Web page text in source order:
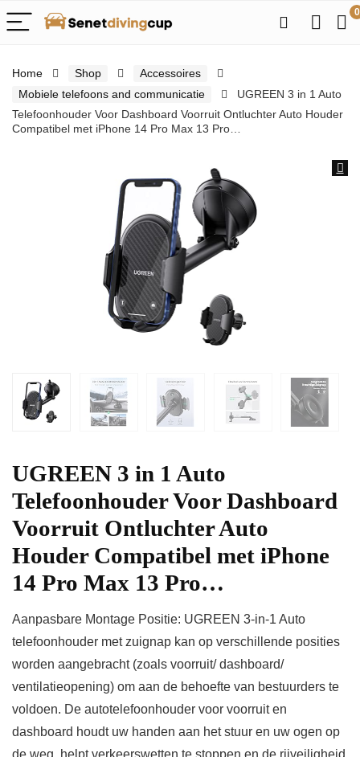
0
Home Shop
Accessoires
Mobiele telefoons and communicatie
UGREEN 3 in 1 Auto
Telefoonhouder Voor Dashboard Voorruit Ontluchter Auto Houder
Compatibel met iPhone 14 Pro Max 13 Pro…
UGREEN 3 in 1 Auto
Telefoonhouder Voor Dashboard
Voorruit Ontluchter Auto
Houder Compatibel met iPhone
14 Pro Max 13 Pro…
Aanpasbare Montage Positie: UGREEN 3-in-1 Auto
telefoonhouder met zuignap kan op verschillende posities
worden aangebracht (zoals voorruit/ dashboard/
ventilatieopening) om aan de behoefte van bestuurders te
voldoen. De autotelefoonhouder voor voorruit en
dashboard houdt uw handen aan het stuur en uw ogen op